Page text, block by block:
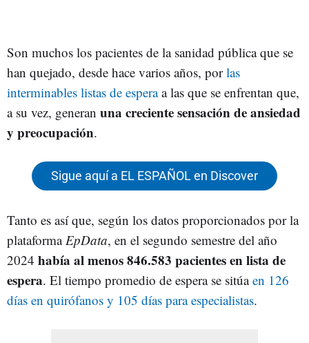
Son muchos los pacientes de la sanidad pública que se
han quejado, desde hace varios años, porlas
interminables listas de esperaa las que se enfrentan que,
a su vez, generan una creciente sensación de ansiedad
y preocupación.
Sigue aquí a EL ESPAÑOL en Discover
Tanto es así que, según los datos proporcionados por la
plataformaEpData, en el segundo semestre del año
2024 había al menos 846.583 pacientes en lista de
espera. El tiempo promedio de espera se sitúaen 126
días en quirófanos y 105 días para especialistas.